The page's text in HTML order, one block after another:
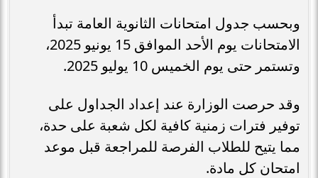
وبحسب جدول امتحانات الثانوية العامة تبدأ
الامتحانات يوم الأحد الموافق 15 يونيو 2025،
وتستمر حتى يوم الخميس 10 يوليو 2025.
وقد حرصت الوزارة عند إعداد الجداول على
توفير فترات زمنية كافية لكل شعبة على حدة،
مما يتيح للطلاب الفرصة للمراجعة قبل موعد
امتحان كل مادة.